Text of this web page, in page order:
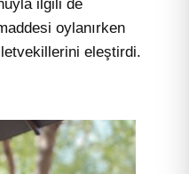
ilgili de
oylanırken
eleştirdi.